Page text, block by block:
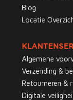
Blog
Locatie
Algemene
Verzending &
Retourneren &
Digitale